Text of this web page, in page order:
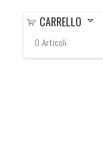
CARRELLO
0 Articoli